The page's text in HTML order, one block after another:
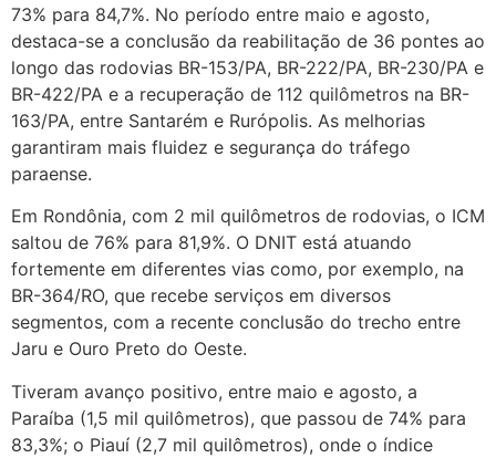
73% para 84,7%. No período entre maio e agosto,
destaca-se a conclusão da reabilitação de 36 pontes ao
longo das rodovias BR-153/PA, BR-222/PA, BR-230/PA e
BR-422/PA e a recuperação de 112 quilômetros na BR-
163/PA, entre Santarém e Rurópolis. As melhorias
garantiram mais fluidez e segurança do tráfego
paraense.
Em Rondônia, com 2 mil quilômetros de rodovias, o ICM
saltou de 76% para 81,9%. O DNIT está atuando
fortemente em diferentes vias como, por exemplo, na
BR-364/RO, que recebe serviços em diversos
segmentos, com a recente conclusão do trecho entre
Jaru e Ouro Preto do Oeste.
Tiveram avanço positivo, entre maio e agosto, a
Paraíba (1,5 mil quilômetros), que passou de 74% para
83,3%; o Piauí (2,7 mil quilômetros), onde o índice